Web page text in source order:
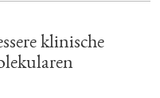
klinische